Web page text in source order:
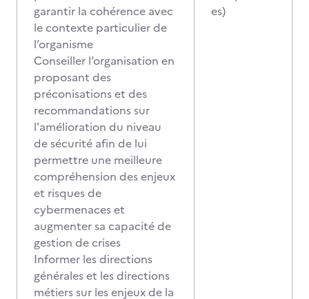
garantir la cohérence avec
le contexte particulier de
l’organisme
Conseiller l’organisation en
proposant des
préconisations et des
recommandations sur
l'amélioration du niveau
de sécurité afin de lui
permettre une meilleure
compréhension des enjeux
et risques de
cybermenaces et
augmenter sa capacité de
gestion de crises
Informer les directions
générales et les directions
métiers sur les enjeux de la
es)